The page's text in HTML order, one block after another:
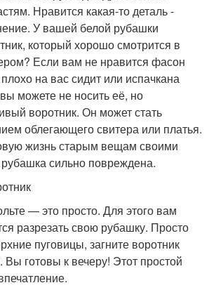
Нравится какая-то деталь -
У вашей белой рубашки
который хорошо смотрится в
Если вам не нравится фасон
на вас сидит или испачкана
можете не носить её, но
воротник. Он может стать
облегающего свитера или платья.
жизнь старым вещам своими
сильно повреждена.
— это просто. Для этого вам
разрезать свою рубашку. Просто
пуговицы, загните воротник
готовы к вечеру! Этот простой